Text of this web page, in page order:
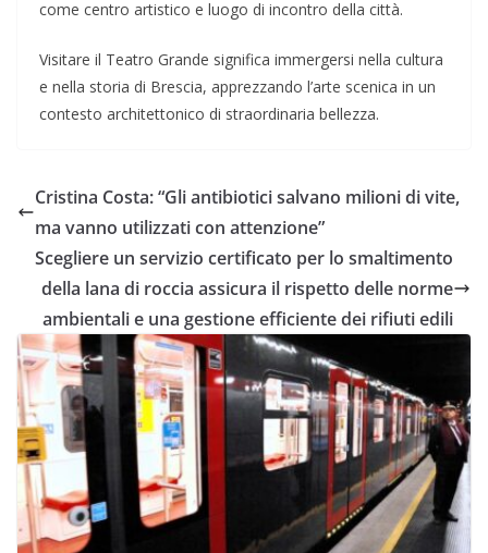
come centro artistico e luogo di incontro della città.
Visitare il Teatro Grande significa immergersi nella cultura
e nella storia di Brescia, apprezzando l’arte scenica in un
contesto architettonico di straordinaria bellezza.
Cristina Costa: “Gli antibiotici salvano milioni di vite,
ma vanno utilizzati con attenzione”
Scegliere un servizio certificato per lo smaltimento
della lana di roccia assicura il rispetto delle norme
ambientali e una gestione efficiente dei rifiuti edili